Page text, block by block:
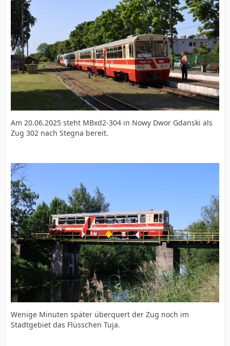
Am 20.06.2025 steht MBxd2-304 in Nowy Dwor Gdanski als
Zug 302 nach Stegna bereit.
Wenige Minuten später überquert der Zug noch im
Stadtgebiet das Flüsschen Tuja.